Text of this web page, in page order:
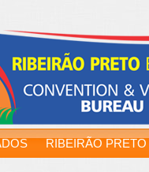
RIBEIRÃO PRETO